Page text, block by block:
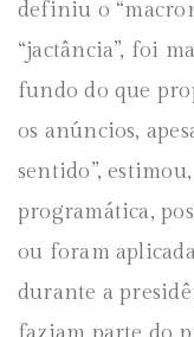
definiu o
“jactância”, foi
fundo do que
os anúncios,
sentido”,
programática,
ou foram
durante a